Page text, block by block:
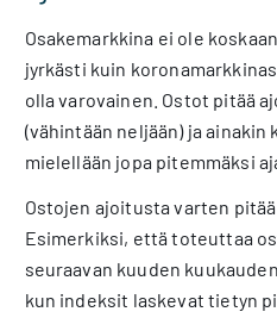
Osakemarkkina ei ole
jyrkästi kuin
olla varovainen. Ostot pitää
(vähintään neljään) ja ainakin
mielellään jopa pitemmäksi
Ostojen ajoitusta varten
Esimerkiksi, että toteuttaa
seuraavan kuuden
kun indeksit laskevat tietyn